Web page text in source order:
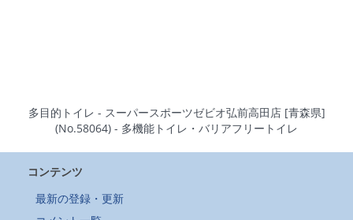
多目的トイレ - スーパースポーツゼビオ弘前高田店 [青森県]
(No.58064) - 多機能トイレ・バリアフリートイレ
コンテンツ
最新の登録・更新